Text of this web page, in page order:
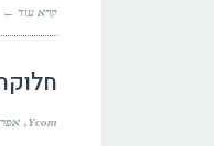
קרא עוד ←
Ycom אפריל